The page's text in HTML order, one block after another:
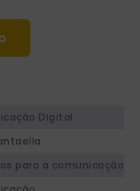
Digital
para a comunicação